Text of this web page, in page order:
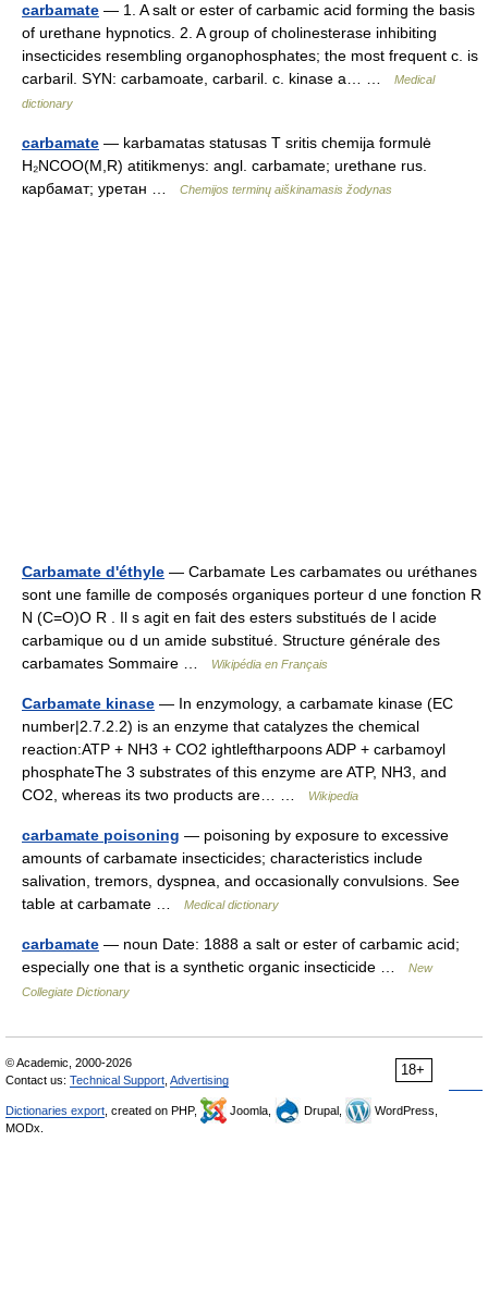
carbamate — 1. A salt or ester of carbamic acid forming the basis
of urethane hypnotics. 2. A group of cholinesterase inhibiting
insecticides resembling organophosphates; the most frequent c. is
carbaril. SYN: carbamoate, carbaril. c. kinase a… …
Medical
dictionary
carbamate — karbamatas statusas T sritis chemija formulė
H₂NCOO(M,R) atitikmenys: angl. carbamate; urethane rus.
карбамат; уретан …
Chemijos terminų aiškinamasis žodynas
Carbamate d'éthyle — Carbamate Les carbamates ou uréthanes
sont une famille de composés organiques porteur d une fonction R
N (C=O)O R . Il s agit en fait des esters substitués de l acide
carbamique ou d un amide substitué. Structure générale des
carbamates Sommaire …
Wikipédia en Français
Carbamate kinase — In enzymology, a carbamate kinase (EC
number|2.7.2.2) is an enzyme that catalyzes the chemical
reaction:ATP + NH3 + CO2 ightleftharpoons ADP + carbamoyl
phosphateThe 3 substrates of this enzyme are ATP, NH3, and
CO2, whereas its two products are… …
Wikipedia
carbamate poisoning — poisoning by exposure to excessive
amounts of carbamate insecticides; characteristics include
salivation, tremors, dyspnea, and occasionally convulsions. See
table at carbamate …
Medical dictionary
carbamate — noun Date: 1888 a salt or ester of carbamic acid;
especially one that is a synthetic organic insecticide …
New
Collegiate Dictionary
18+
© Academic, 2000-2026
Contact us: Technical Support Advertising
Dictionaries export , created on PHP, Joomla, Drupal,
WordPress,
MODx.